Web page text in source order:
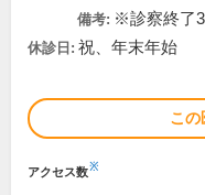
備考: ※診察終了
休診日: 祝、年末年始
この
アクセス数※